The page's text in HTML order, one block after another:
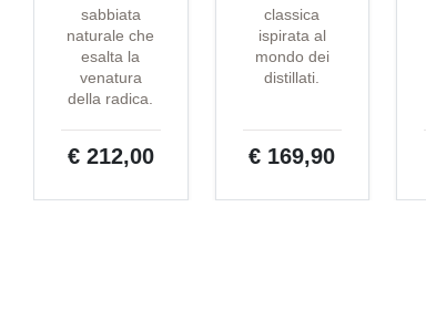
sabbiata
naturale che
esalta la
venatura
della radica.
€ 212,00
classica
ispirata al
mondo dei
distillati.
€ 169,90